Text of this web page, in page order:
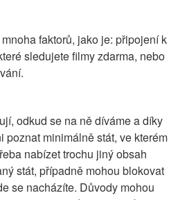
faktorů, jako je: připojení k
sledujete filmy zdarma, nebo
odkud se na ně díváme a díky
poznat minimálně stát, ve kterém
nabízet trochu jiný obsah
stát, případně mohou blokovat
se nacházíte. Důvody mohou